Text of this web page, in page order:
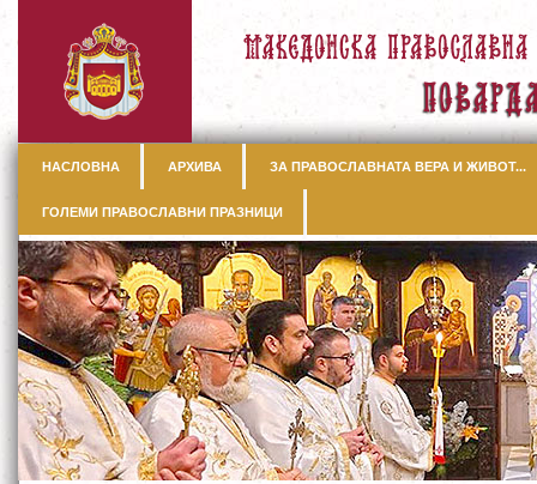
НАСЛОВНА АРХИВА ЗА ПРАВОСЛАВНАТА ВЕРА И ЖИВОТ...
ГОЛЕМИ ПРАВОСЛАВНИ ПРАЗНИЦИ